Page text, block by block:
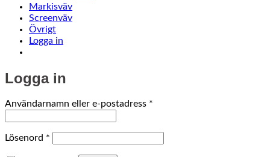
Markisväv
Screenväv
Övrigt
Logga in
Logga in
Användarnamn eller e-postadress *
Lösenord *